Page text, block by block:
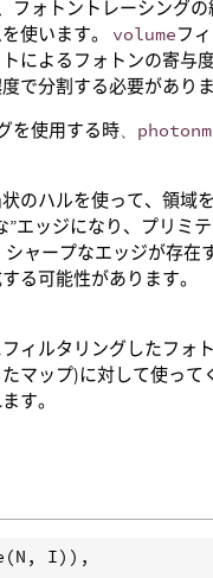
フォトントレーシング
使います。 volumeフ
によるフォトンの寄与
で分割する必要がありま
を使用する時 、
のハルを使って、領域
”エッジになり、プリミ
ャープなエッジが存在
る可能性があります。
ィルタリングしたフォ
マップ)に対して使っ
す。
(N , I